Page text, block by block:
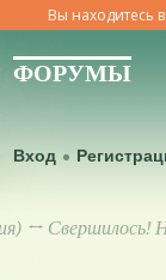
Вы находитесь
ФОРУМЫ
Вход
↔ Свершилось!